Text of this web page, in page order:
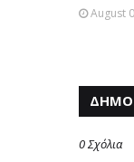
August
0 Σχόλια